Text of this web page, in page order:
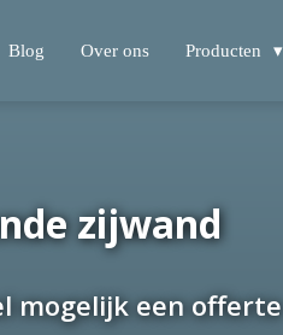
Blog Over ons Producten
zijwand
mogelijk een offerte